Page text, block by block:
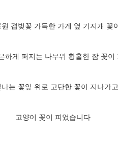
겹벚꽃 가득한 가게 옆 기지개 꽃
하게 퍼지는 나무위 황홀한 잠 꽃이
는 꽃잎 위로 고단한 꽃이 지나가
고양이 꽃이 피었습니다